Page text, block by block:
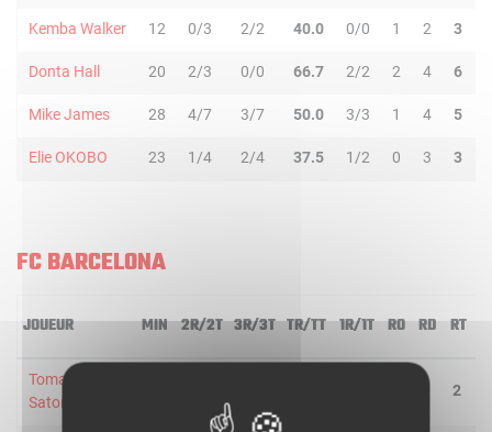
Kemba Walker 12 0/3 2/2 40.0 0/0 1 2 3
Donta Hall 20 2/3 0/0 66.7 2/2 2 4 6
Mike James 28 4/7 3/7 50.0 3/3 1 4 5
Elie OKOBO 23 1/4 2/4 37.5 1/2 0 3 3
FC BARCELONA
JOUEUR MIN 2R/2T 3R/3T TR/TT 1R/1T RO RD RT
Tomas
Satoransky
2